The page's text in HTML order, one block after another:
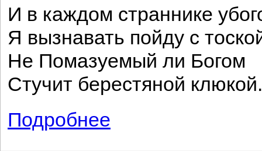
И в каждом страннике
Я вызнавать пойду с
Не Помазуемый ли Богом
Стучит берестяной клюкой.
Подробнее